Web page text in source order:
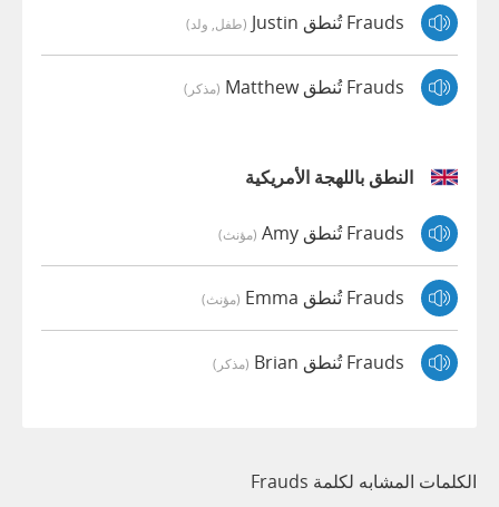
Frauds تُنطق Justin (طفل, ولد)
Frauds تُنطق Matthew (مذكر)
النطق باللهجة الأمريكية
Frauds تُنطق Amy (مؤنث)
Frauds تُنطق Emma (مؤنث)
Frauds تُنطق Brian (مذكر)
الكلمات المشابه لكلمة Frauds